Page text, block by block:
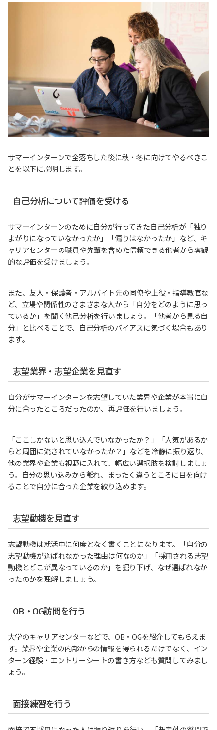
サマーインターンで全落ちした後に秋・冬に向けてやるべきこ
とを以下に説明します。
自己分析について評価を受ける
サマーインターンのために自分が行ってきた自己分析が「独り
よがりになっていなかったか」「偏りはなかったか」など、キ
ャリアセンターの職員や先輩を含めた信頼できる他者から客観
的な評価を受けましょう。
また、友人・保護者・アルバイト先の同僚や上役・指導教官な
ど、立場や関係性のさまざまな人から「自分をどのように思っ
ているか」を聞く他己分析を行いましょう。「他者から見る自
分」と比べることで、自己分析のバイアスに気づく場合もあり
ます。
志望業界・志望企業を見直す
自分がサマーインターンを志望していた業界や企業が本当に自
分に合ったところだったのか、再評価を行いましょう。
「ここしかないと思い込んでいなかったか？」「人気があるか
らと周囲に流されていなかったか？」などを冷静に振り返り、
他の業界や企業も視野に入れて、幅広い選択肢を検討しましょ
う。自分の思い込みから離れ、まったく違うところに目を向け
ることで自分に合った企業を絞り込めます。
志望動機を見直す
志望動機は就活中に何度となく書くことになります。「自分の
志望動機が選ばれなかった理由は何なのか」「採用される志望
動機とどこが異なっているのか」を掘り下げ、なぜ選ばれなか
ったのかを理解しましょう。
OB・OG訪問を行う
大学のキャリアセンターなどで、OB・OGを紹介してもらえま
す。業界や企業の内部からの情報を得られるだけでなく、イン
ターン経験・エントリーシートの書き方なども質問してみまし
ょう。
面接練習を行う